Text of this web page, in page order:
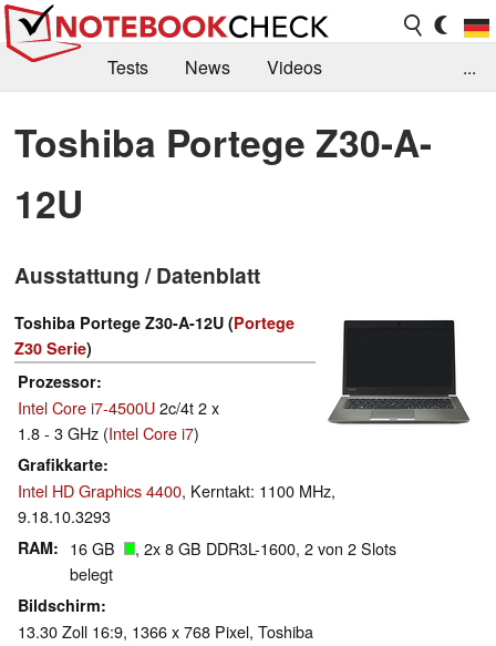
Tests News
Videos
Kaufberatung
Deals Suche
Jobs
Forum
...
Toshiba Portege Z30-A-
12U
Ausstattung / Datenblatt
Toshiba Portege Z30-A-12U (Portege
Z30 Serie)
Prozessor
Intel Core i7-4500U2c/4t 2 x
1.8 - 3 GHz (Intel Core i7)
Grafikkarte
Intel HD Graphics 4400, Kerntakt: 1100 MHz,
9.18.10.3293
RAM 16 GB
, 2x 8 GB DDR3L-1600, 2 von 2 Slots
belegt
Bildschirm
13.30 Zoll 16:9, 1366 x 768 Pixel, Toshiba